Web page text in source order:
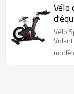
Vélo
Vélo